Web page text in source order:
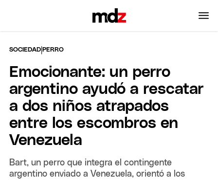
SOCIEDAD |PERRO
Emocionante: un perro
argentino ayudó a rescatar
a dos niños atrapados
entre los escombros en
Venezuela
Bart, un perro que integra el contingente
argentino enviado a Venezuela, orientó a los